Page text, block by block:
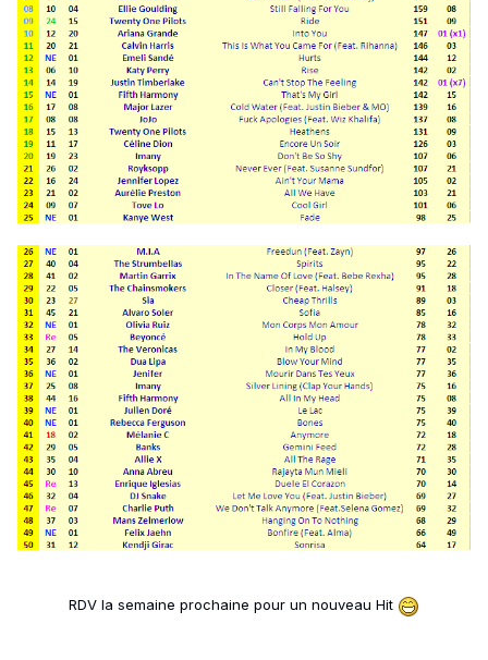
RDV la semaine prochaine pour un nouveau Hit